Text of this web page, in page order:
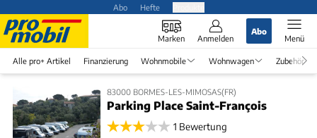
Abo Hefte
Marken Anmelden
Abo
Menü
Alle pro+ Artikel Finanzierung Wohnmobile Wohnwagen Zubehör
83000 BORMES-LES-MIMOSAS(FR)
Parking Place Saint-François
1 Bewertung